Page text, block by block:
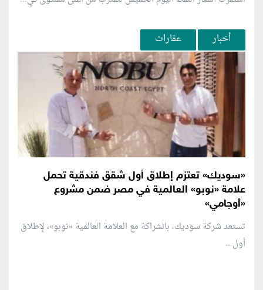
أخبار عقارات
«سوديك» تعتزم إطلاق أول شقق فندقية تحمل
علامة «نوبو» العالمية في مصر ضمن مشروع
«أوجامي»
تستعد شركة سوديك، بالشراكة مع العلامة العالمية «نوبو»، لإطلاق
أول...